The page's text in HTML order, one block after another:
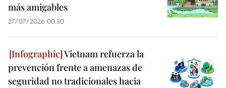
más amigables
27/07/2026 00:30
Vietnam refuerza la
prevención frente a amenazas de
seguridad no tradicionales hacia